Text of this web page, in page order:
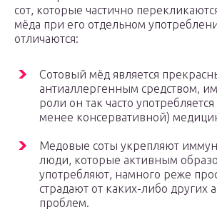
сот, которые частично
мёда при его отдельном
отличаются:
Сотовый мёд является
антиаллергенным средством,
роли он так часто
менее консервативной)
Медовые соты укрепляют
люди, которые активным
употребляют, намного реже
страдают от каких-либо других
проблем.